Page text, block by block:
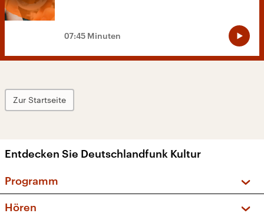
07:45 Minuten
Zur Startseite
Entdecken Sie Deutschlandfunk Kultur
Programm
Hören